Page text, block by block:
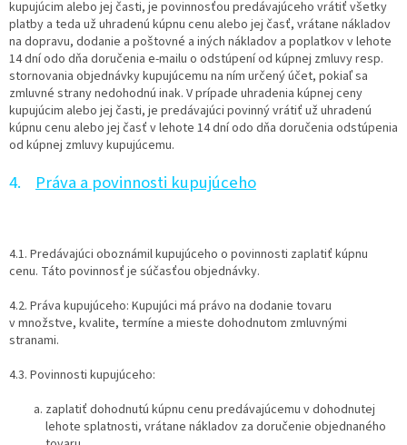
kupujúcim alebo jej časti, je povinnosťou predávajúceho vrátiť všetky
platby a teda už uhradenú kúpnu cenu alebo jej časť, vrátane nákladov
na dopravu, dodanie a poštovné a iných nákladov a poplatkov v lehote
14 dní odo dňa doručenia e-mailu o odstúpení od kúpnej zmluvy resp.
stornovania objednávky kupujúcemu na ním určený účet, pokiaľ sa
zmluvné strany nedohodnú inak. V prípade uhradenia kúpnej ceny
kupujúcim alebo jej časti, je predávajúci povinný vrátiť už uhradenú
kúpnu cenu alebo jej časť v lehote 14 dní odo dňa doručenia odstúpenia
od kúpnej zmluvy kupujúcemu.
4. Práva a povinnosti kupujúceho
4.1. Predávajúci oboznámil kupujúceho o povinnosti zaplatiť kúpnu
cenu. Táto povinnosť je súčasťou objednávky.
4.2. Práva kupujúceho: Kupujúci má právo na dodanie tovaru
v množstve, kvalite, termíne a mieste dohodnutom zmluvnými
stranami.
4.3. Povinnosti kupujúceho:
zaplatiť dohodnutú kúpnu cenu predávajúcemu v dohodnutej
lehote splatnosti, vrátane nákladov za doručenie objednaného